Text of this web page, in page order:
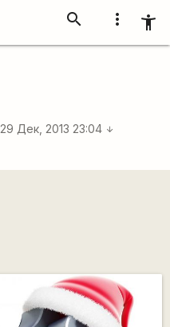
more_vert accessibility_new
search
29 Дек, 2013 23:04 arrow_downward